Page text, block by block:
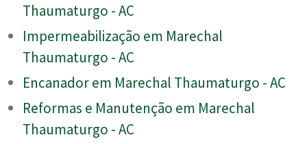
Thaumaturgo - AC
Impermeabilização em Marechal
Thaumaturgo - AC
Encanador em Marechal Thaumaturgo - AC
Reformas e Manutenção em Marechal
Thaumaturgo - AC